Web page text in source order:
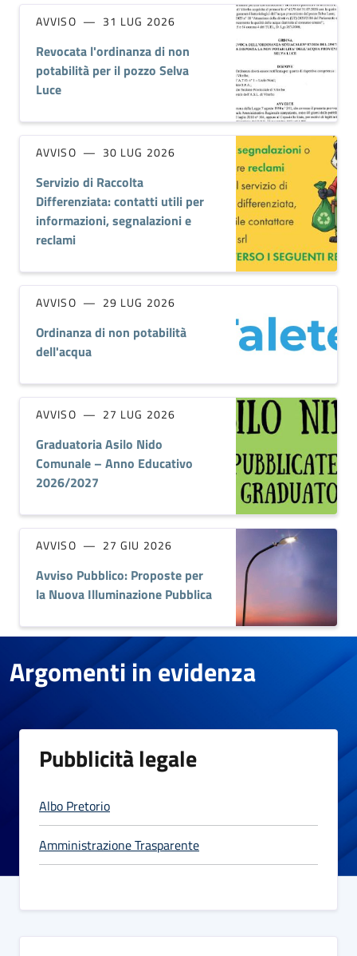
AVVISO 31 LUG 2026
Revocata l'ordinanza di non
potabilità per il pozzo Selva
Luce
AVVISO 30 LUG 2026
Servizio di Raccolta
Differenziata: contatti utili per
informazioni, segnalazioni e
reclami
AVVISO 29 LUG 2026
Ordinanza di non potabilità
dell'acqua
AVVISO 27 LUG 2026
Graduatoria Asilo Nido
Comunale – Anno Educativo
2026/2027
AVVISO 27 GIU 2026
Avviso Pubblico: Proposte per
la Nuova Illuminazione Pubblica
Argomenti in evidenza
Pubblicità legale
Albo Pretorio
Amministrazione Trasparente